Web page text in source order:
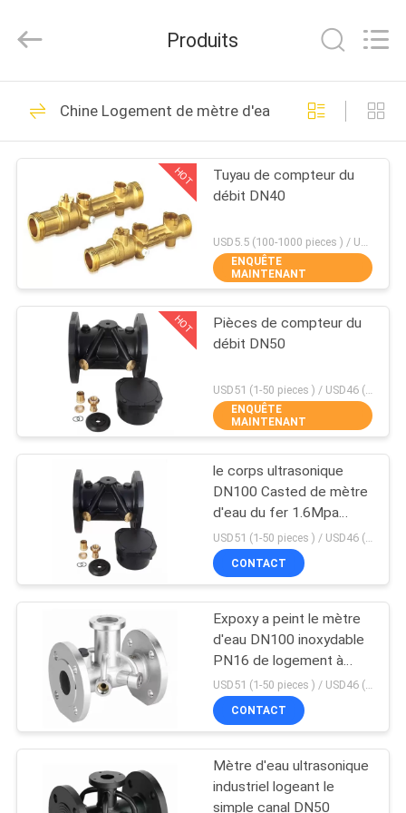
MAISON
PRODUITS
AU
SUJET
NOUS
VISITE
D'USINE
CONTRÔLE
QUALITÉ
CONTACTEZ-
NOUS
NOUVELLES
DEMANDEZ
UNE
CITATION
Technology
Rights
Valves de chauffage
de zone
25
Valve de zone de
chaudière
15
Valve motorisée de
zone
29
Robinet à tournant
sphérique de
chauffage
18
Produits
Chine Logement de mètre d'eau
HOT
Tuyau de compteur du
débit DN40
USD5.5 (100-1000 pieces ) / USD4.95 (>1000 pieces) MOQ:100 morceaux
ENQUÊTE
MAINTENANT
HOT
Pièces de compteur du
débit DN50
ENQUÊTE
MAINTENANT
le corps ultrasonique
DN100 Casted de mètre
d'eau du fer 1.6Mpa
malléable a soudé
CONTACT
Expoxy a peint le mètre
d'eau DN100 inoxydable
PN16 de logement à
canal double
USD51 (1-50 pieces ) / USD46 (>50 pieces) MOQ:1 morceaux
CONTACT
Mètre d'eau ultrasonique
industriel logeant le
simple canal DN50